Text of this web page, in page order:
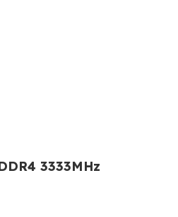
3333MHz